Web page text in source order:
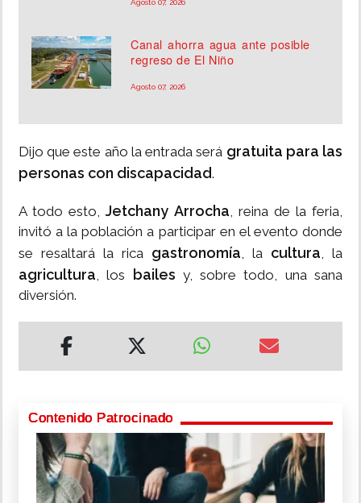
Agosto 07, 2026
Canal ahorra agua ante posible
regreso de El Niño
Agosto 07, 2026
Dijo que este año la entrada será gratuita para las
personas con discapacidad.
A todo esto,Jetchany Arrocha, reina de la feria,
invitó a la población a participar en el evento donde
se resaltará la rica gastronomía, la cultura, la
agricultura, los bailes y, sobre todo, una sana
diversión.
Contenido Patrocinado